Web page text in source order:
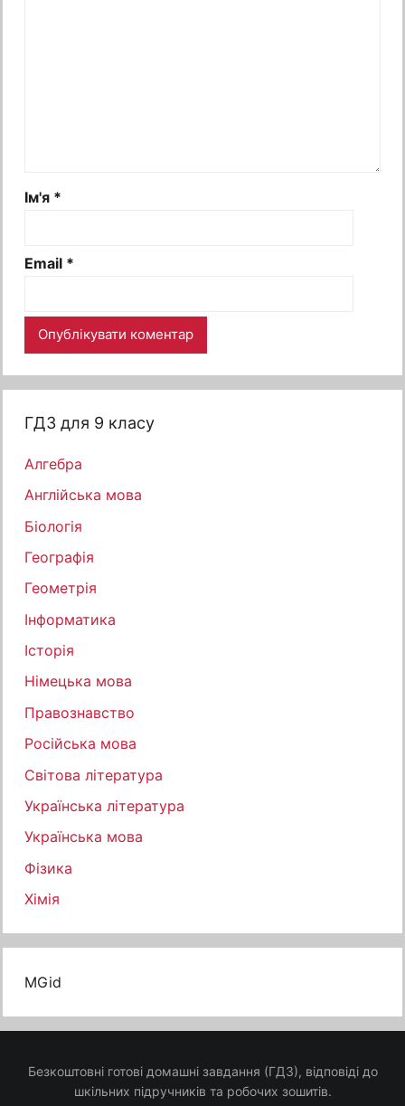
Ім'я *
Email *
ГДЗ для 9 класу
Алгебра
Англійська мова
Біологія
Географія
Геометрія
Інформатика
Історія
Німецька мова
Правознавство
Російська мова
Світова література
Українська література
Українська мова
Фізика
Хімія
MGid
Безкоштовні готові домашні завдання (ГДЗ), відповіді до
шкільних підручників та робочих зошитів.